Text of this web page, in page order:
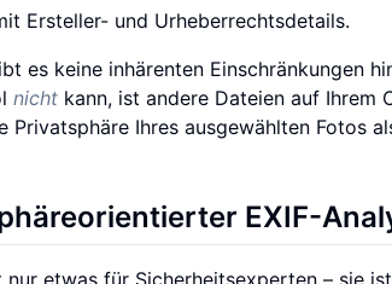
Ersteller- und Urheberrechtsdetails.
es keine inhärenten Einschränkungen
nicht kann, ist andere Dateien auf Ihrem
Ihres ausgewählten Fotos
EXIF-